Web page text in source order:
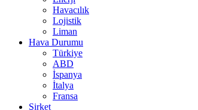
Havacılık
Lojistik
Liman
Hava Durumu
Türkiye
ABD
İspanya
İtalya
Fransa
Şirket